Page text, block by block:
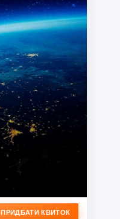
ПРИДБАТИ КВИТОК